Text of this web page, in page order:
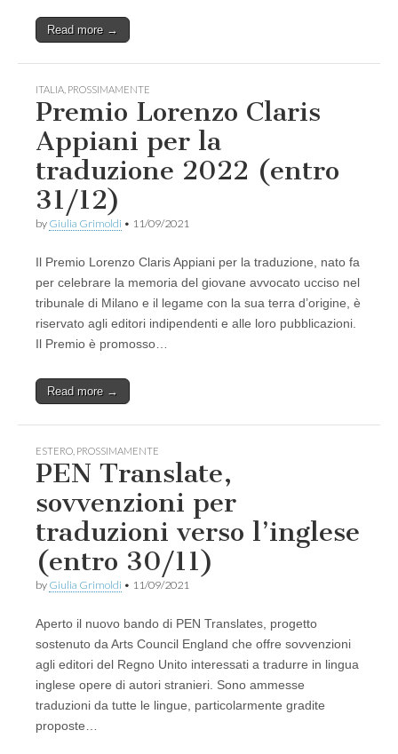
Read more →
ITALIA PROSSIMAMENTE
Premio Lorenzo Claris
Appiani per la
traduzione 2022 (entro
31/12)
by Giulia Grimoldi • 11/09/2021
Il Premio Lorenzo Claris Appiani per la traduzione, nato fa
per celebrare la memoria del giovane avvocato ucciso nel
tribunale di Milano e il legame con la sua terra d’origine, è
riservato agli editori indipendenti e alle loro pubblicazioni.
Il Premio è promosso…
Read more →
ESTERO PROSSIMAMENTE
PEN Translate,
sovvenzioni per
traduzioni verso l’inglese
(entro 30/11)
by Giulia Grimoldi • 11/09/2021
Aperto il nuovo bando di PEN Translates, progetto
sostenuto da Arts Council England che offre sovvenzioni
agli editori del Regno Unito interessati a tradurre in lingua
inglese opere di autori stranieri. Sono ammesse
traduzioni da tutte le lingue, particolarmente gradite
proposte…